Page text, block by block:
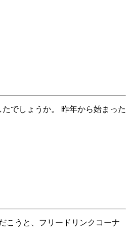
でしょうか。 昨年から始まった
こうと、フリードリンクコーナ